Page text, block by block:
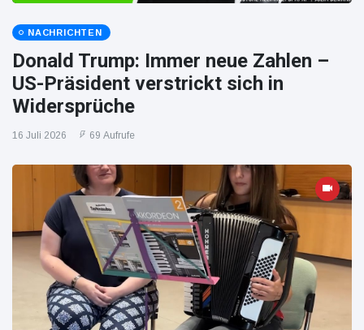
NACHRICHTEN
Donald Trump: Immer neue Zahlen –
US-Präsident verstrickt sich in
Widersprüche
16 Juli 2026 69 Aufrufe